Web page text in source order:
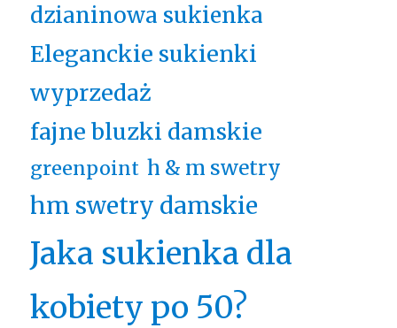
dzianinowa sukienka
Eleganckie sukienki
wyprzedaż
fajne bluzki damskie
greenpoint h & m swetry
hm swetry damskie
Jaka sukienka dla
kobiety po 50?